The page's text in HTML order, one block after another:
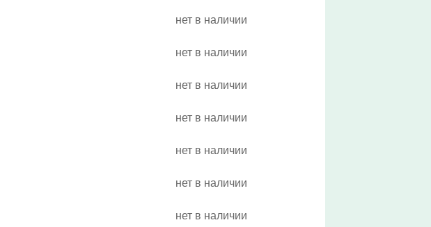
нет в наличии
нет в наличии
нет в наличии
нет в наличии
нет в наличии
нет в наличии
нет в наличии